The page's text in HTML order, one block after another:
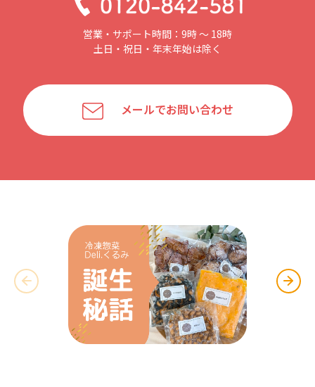
営業・サポート時間：9時 〜 18時
土日・祝日・年末年始は除く
メールでお問い合わせ